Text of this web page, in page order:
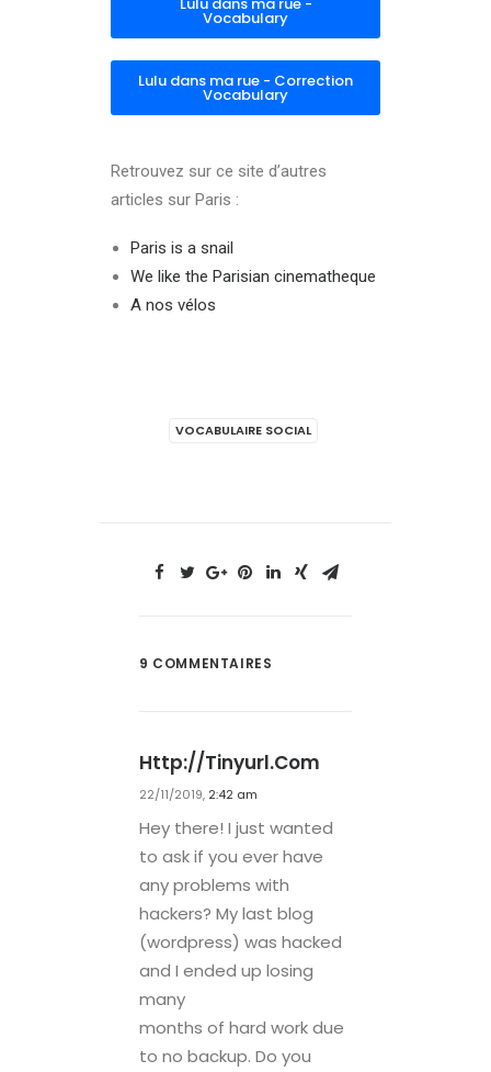
Vocabulary
Lulu dans ma rue - Correction
Vocabulary
Retrouvez sur ce site d’autres
articles sur Paris :
Paris is a snail
We like the Parisian cinematheque
A nos vélos
VOCABULAIRE SOCIAL
9 COMMENTAIRES
Http://tinyurl.com
22/11/2019, 2:42 am
Hey there! I just wanted
to ask if you ever have
any problems with
hackers? My last blog
(wordpress) was hacked
and I ended up losing
many
months of hard work due
to no backup. Do you